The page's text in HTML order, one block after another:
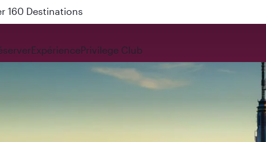
QR914 and QR915
ExpériencePrivilege Club